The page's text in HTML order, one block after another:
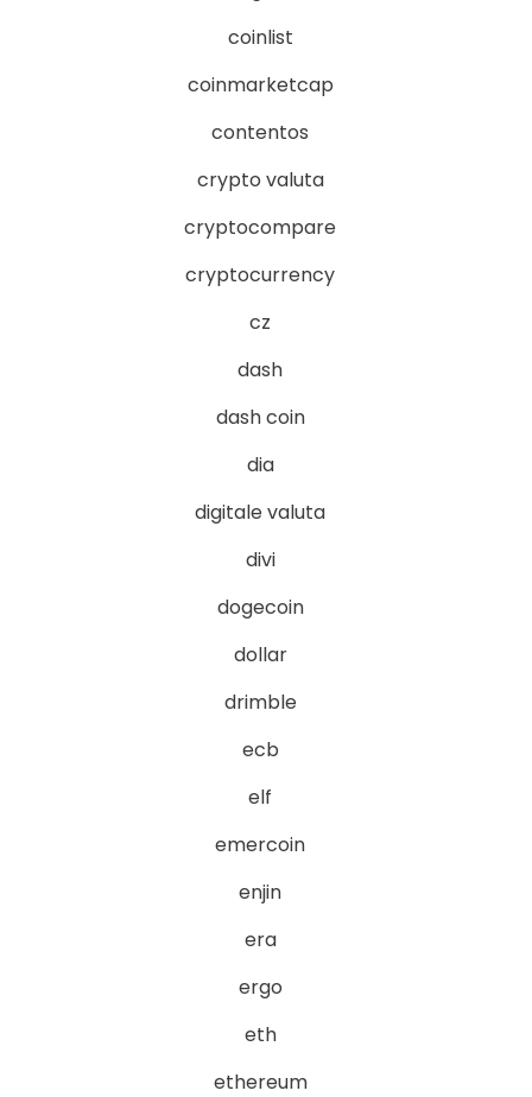
coinlist
coinmarketcap
contentos
crypto valuta
cryptocompare
cryptocurrency
cz
dash
dash coin
dia
digitale valuta
divi
dogecoin
dollar
drimble
ecb
elf
emercoin
enjin
era
ergo
eth
ethereum